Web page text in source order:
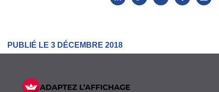
PUBLIÉ LE 3 DÉCEMBRE 2018